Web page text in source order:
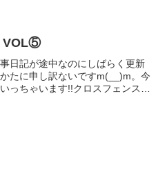
VOL⑤
記が途中なのにしばらく更新
たに申し訳ないですm(__)m。今
っちゃいます!!クロスフェンスの